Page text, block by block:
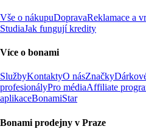
Vše o nákupuDopravaReklamace a
StudiaJak fungují kredity
Více o bonami
SlužbyKontaktyO násZnačky
profesionályPro médiaAffiliate
aplikaceBonamiStar
Bonami prodejny v Praze